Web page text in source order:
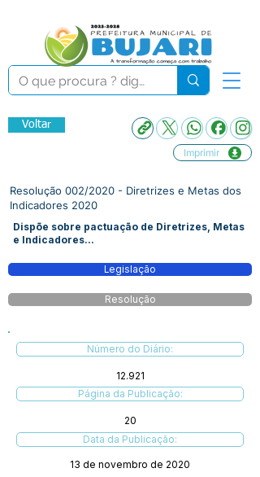
Voltar
Imprimir
Resolução 002/2020 - Diretrizes e Metas dos
Indicadores 2020
Dispõe sobre pactuação de Diretrizes, Metas
e Indicadores...
Legislação
Resolução
Número do Diário:
12.921
Página da Publicação:
20
Data da Publicação:
13 de novembro de 2020